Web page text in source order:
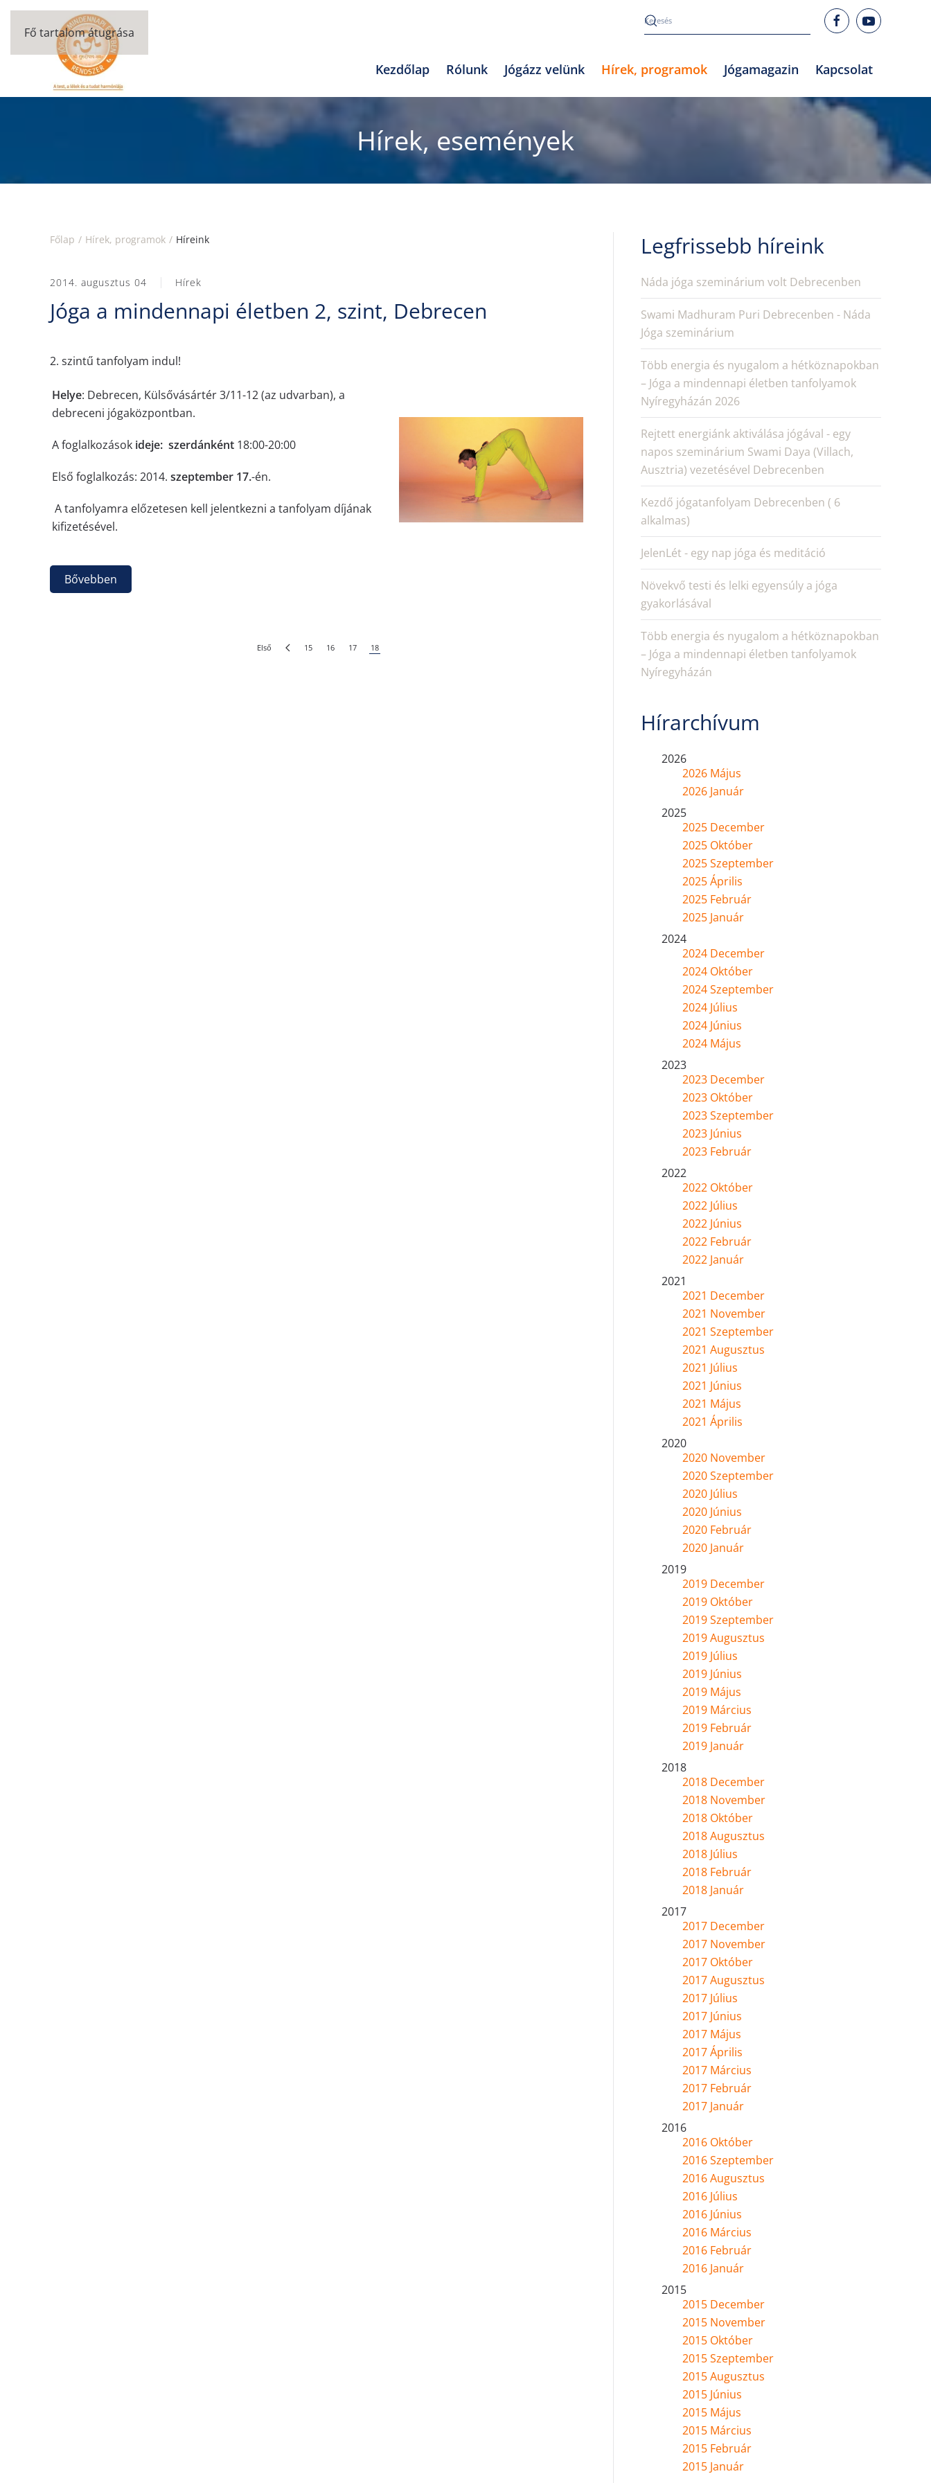
Fő tartalom átugrása
Kezdőlap Rólunk Jógázz velünk Hírek, programok Jógamagazin Kapcsolat
Hírek, események
Főlap Hírek, programok Híreink
2014. augusztus 04 Hírek
Jóga a mindennapi életben 2, szint, Debrecen
2. szintű tanfolyam indul!
Helye: Debrecen, Külsővásártér 3/11-12 (az udvarban), a
debreceni jógaközpontban.
A foglalkozások ideje: szerdánként 18:00-20:00
Első foglalkozás: 2014. szeptember 17.-én.
A tanfolyamra előzetesen kell jelentkezni a tanfolyam díjának
kifizetésével.
Bővebben
Első 15 16 17 18
Legfrissebb híreink
Náda jóga szeminárium volt Debrecenben
Swami Madhuram Puri Debrecenben - Náda
Jóga szeminárium
Több energia és nyugalom a hétköznapokban
– Jóga a mindennapi életben tanfolyamok
Nyíregyházán 2026
Rejtett energiánk aktiválása jógával - egy
napos szeminárium Swami Daya (Villach,
Ausztria) vezetésével Debrecenben
Kezdő jógatanfolyam Debrecenben ( 6
alkalmas)
JelenLét - egy nap jóga és meditáció
Növekvő testi és lelki egyensúly a jóga
gyakorlásával
Több energia és nyugalom a hétköznapokban
– Jóga a mindennapi életben tanfolyamok
Nyíregyházán
Hírarchívum
2026
2026 Május
2026 Január
2025
2025 December
2025 Október
2025 Szeptember
2025 Április
2025 Február
2025 Január
2024
2024 December
2024 Október
2024 Szeptember
2024 Július
2024 Június
2024 Május
2023
2023 December
2023 Október
2023 Szeptember
2023 Június
2023 Február
2022
2022 Október
2022 Július
2022 Június
2022 Február
2022 Január
2021
2021 December
2021 November
2021 Szeptember
2021 Augusztus
2021 Július
2021 Június
2021 Május
2021 Április
2020
2020 November
2020 Szeptember
2020 Július
2020 Június
2020 Február
2020 Január
2019
2019 December
2019 Október
2019 Szeptember
2019 Augusztus
2019 Július
2019 Június
2019 Május
2019 Március
2019 Február
2019 Január
2018
2018 December
2018 November
2018 Október
2018 Augusztus
2018 Július
2018 Február
2018 Január
2017
2017 December
2017 November
2017 Október
2017 Augusztus
2017 Július
2017 Június
2017 Május
2017 Április
2017 Március
2017 Február
2017 Január
2016
2016 Október
2016 Szeptember
2016 Augusztus
2016 Július
2016 Június
2016 Március
2016 Február
2016 Január
2015
2015 December
2015 November
2015 Október
2015 Szeptember
2015 Augusztus
2015 Június
2015 Május
2015 Március
2015 Február
2015 Január